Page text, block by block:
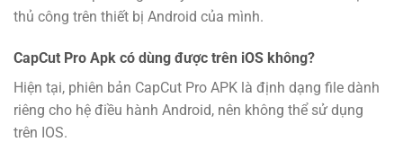
thủ công trên thiết bị Android của mình.
CapCut Pro Apk có dùng được trên iOS không?
Hiện tại, phiên bản CapCut Pro APK là định dạng file dành
riêng cho hệ điều hành Android, nên không thể sử dụng
trên IOS.